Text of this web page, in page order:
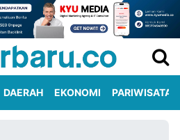
DAERAH EKONOMI PARIWISATA